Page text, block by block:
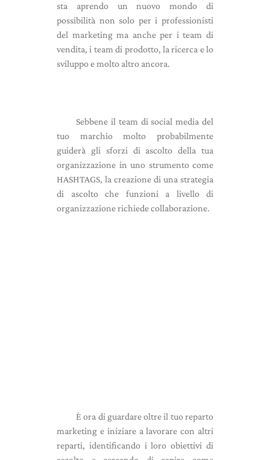
sta aprendo un nuovo mondo di
possibilità non solo per i professionisti
del marketing ma anche per i team di
vendita, i team di prodotto, la ricerca e lo
sviluppo e molto altro ancora.
Sebbene il team di social media del
tuo marchio molto probabilmente
guiderà gli sforzi di ascolto della tua
organizzazione in uno strumento come
HASHTAGS, la creazione di una strategia
di ascolto che funzioni a livello di
organizzazione richiede collaborazione.
È ora di guardare oltre il tuo reparto
marketing e iniziare a lavorare con altri
reparti, identificando i loro obiettivi di